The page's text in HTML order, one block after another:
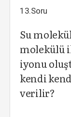
13.Soru
Su
molekülü
iyonu
kendi
verilir?